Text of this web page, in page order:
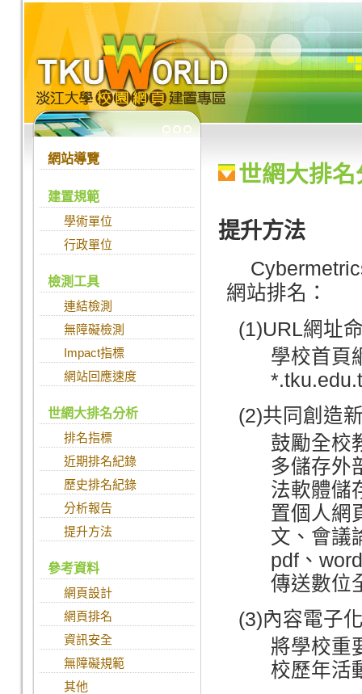
跳到主要內容
:::
網站導覽
建置規範
學術單位
行政單位
檢測工具
連結檢測
無障礙檢測
Impact指標
網站回應速度
世網大排名分析
排名指標
近期排名紀錄
歷史排名紀錄
分析報告
提升方法
參考資料
網頁設計
網頁排名
資訊安全
無障礙規範
其他
世網大排名
提升方法
網站排名：
(1)URL網址
學校首頁
(2)共同創造
鼓勵全校
多儲存外
法軟體儲
置個人網
文、會議
pdf、
傳送數位
(3)內容電子
將學校重
校歷年活